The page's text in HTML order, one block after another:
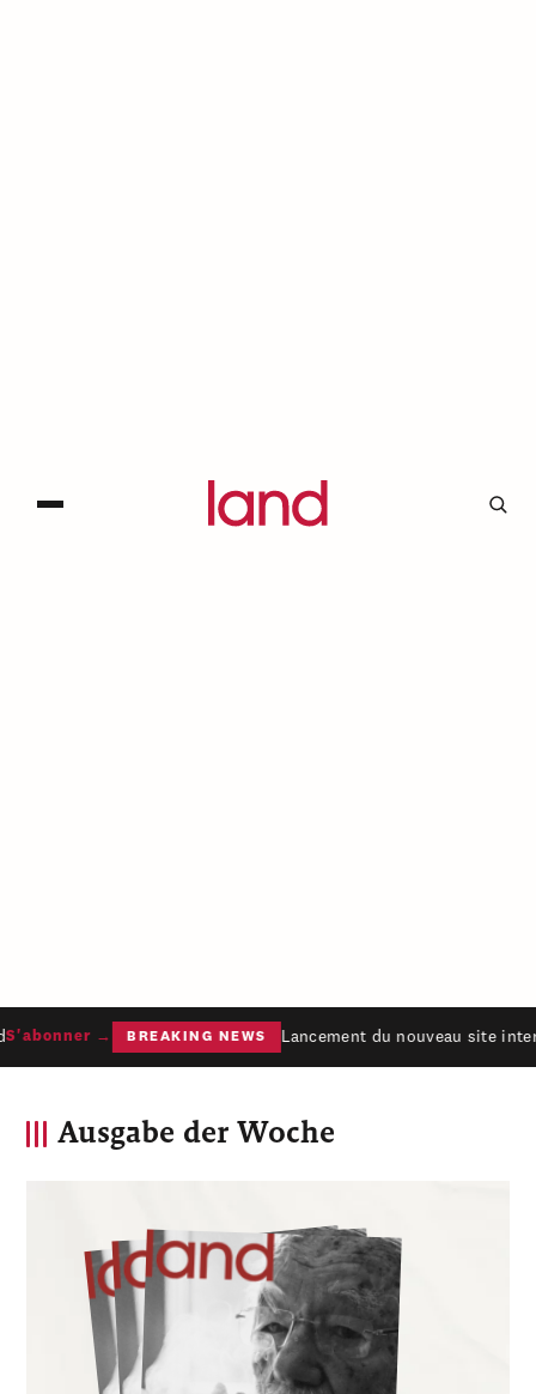
→ BREAKING NEWS Lancement du nouveau site
Ausgabe der Woche